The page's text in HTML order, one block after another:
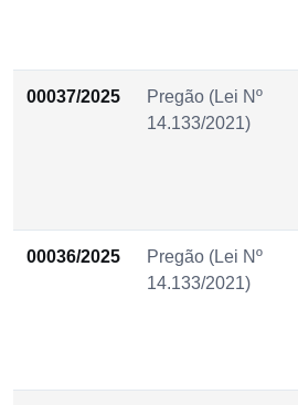
00037/2025
Pregão (Lei Nº
14.133/2021)
00036/2025
Pregão (Lei Nº
14.133/2021)